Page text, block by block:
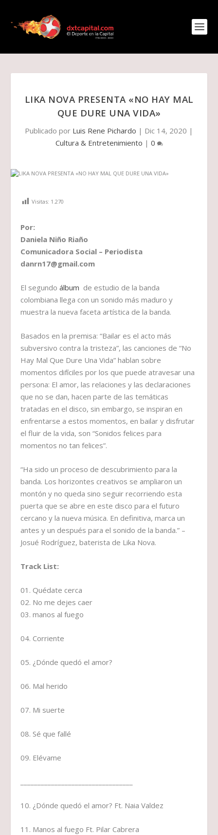
LIKA NOVA PRESENTA «NO HAY MAL
QUE DURE UNA VIDA»
Publicado por Luis Rene Pichardo | Dic 14, 2020 |
Cultura & Entretenimiento | 0
Visitas: 1.270
Por:
Daniela Niño Riaño
Comunicadora Social – Periodista
danrn17@gmail.com
El segundoálbum de estudio de la banda
colombiana llega con un sonido más maduro y
muestra la nueva faceta artística de la banda.
Basados en la premisa: “Bailar es el acto más
subversivo contra la tristeza”, las canciones de “No
Hay Mal Que Dure Una Vida” hablan sobre
momentos difíciles por los que puede atravesar una
persona: El amor, las relaciones y las declaraciones
que no se dan, hacen parte de las temáticas
tratadas en el disco, sin embargo, se inspiran en
enfrentarse a estos momentos, en bailar y disfrutar
el fluir de la vida, son “Sonidos felices para
momentos no tan felices”.
“Ha sido un proceso de descubrimiento para la
banda. Los horizontes creativos se ampliaron un
montón y no queda sino seguir recorriendo esta
puerta que se abre en este disco para el futuro
cercano y la nueva música. En definitiva, marca un
antes y un después para el sonido de la banda.” –
Josué Rodríguez, baterista de Lika Nova.
Track List:
01. Quédate cerca
02. No me dejes caer
03. manos al fuego
04. Corriente
05. ¿Dónde quedó el amor?
06. Mal herido
07. Mi suerte
08. Sé que fallé
09. Elévame
10. ¿Dónde quedó el amor? Ft. Naia Valdez
11. Manos al fuego Ft. Pilar Cabrera